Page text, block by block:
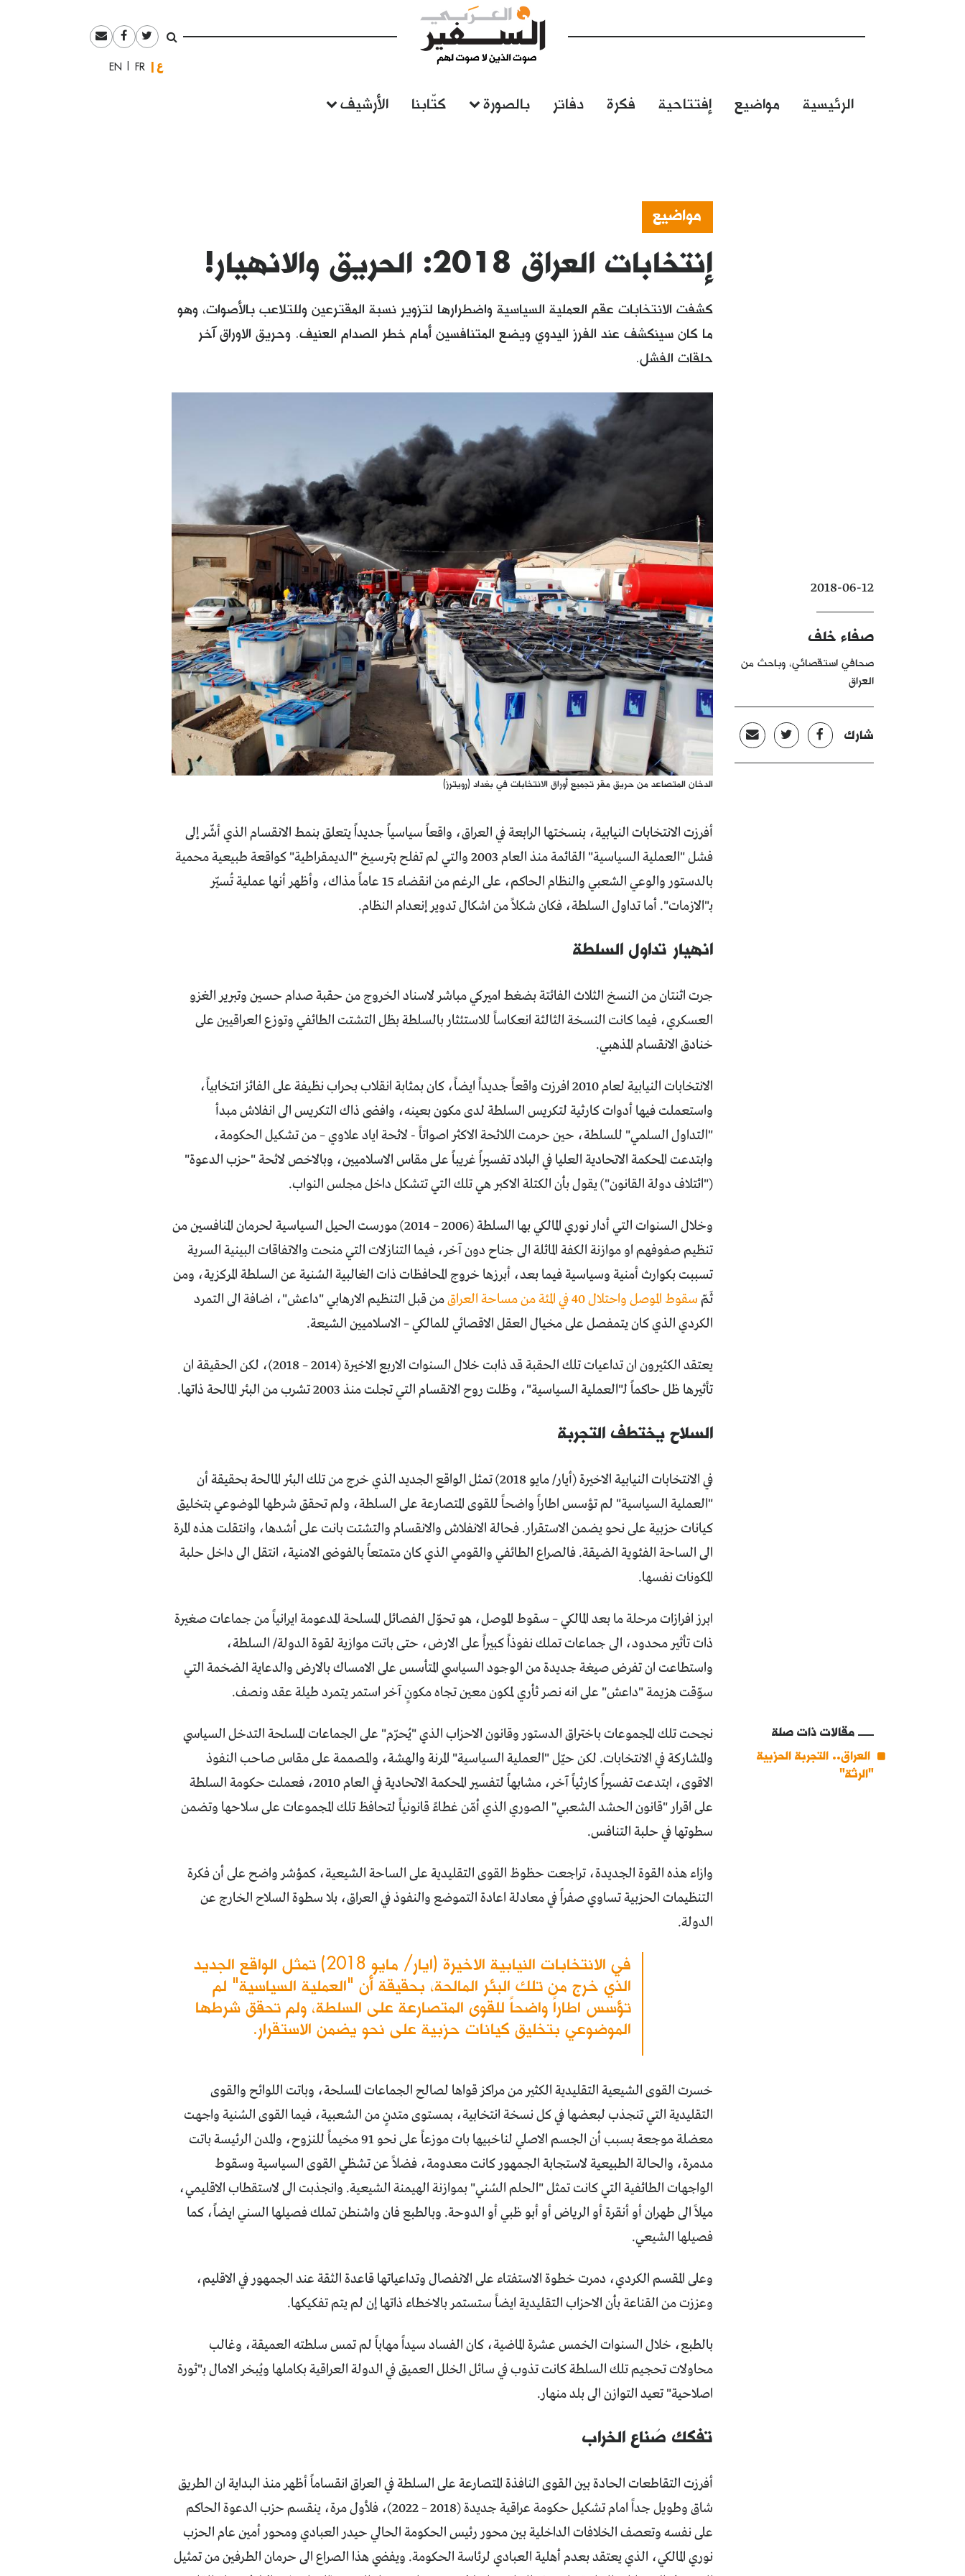
العربيةFrançais
English
الرئيسية مواضيع إفتتاحية فكرة دفاتر بالصورة كتّابنا الأرشيف
مواضيع
إنتخابات العراق 2018: الحريق والانهيار!
كشفت الانتخابات عقم العملية السياسية واضطرارها لتزوير نسبة المقترعين وللتلاعب بالأصوات، وهو
ما كان سينكشف عند الفرز اليدوي ويضع المتنافسين أمام خطر الصدام العنيف. وحريق الاوراق آخر
حلقات الفشل.
2018-06-12
صفاء خلف
صحافي استقصائي، وباحث من
العراق
شارك
الدخان المتصاعد من حريق مقر تجميع أوراق الانتخابات في بغداد (رويترز)
أفرزت الانتخابات النيابية، بنسختها الرابعة في العراق، واقعاً سياسياً جديداً يتعلق بنمط الانقسام الذي أشّر إلى
فشل "العملية السياسية" القائمة منذ العام 2003 والتي لم تفلح بترسيخ "الديمقراطية" كواقعة طبيعية محمية
بالدستور والوعي الشعبي والنظام الحاكم، على الرغم من انقضاء 15 عاماً مذاك، وأظهر أنها عملية تُسيّر
بـ"الازمات". أما تداول السلطة، فكان شكلاً من اشكال تدوير إنعدام النظام.
انهيار تداول السلطة
جرت اثنتان من النسخ الثلاث الفائتة بضغط اميركي مباشر لاسناد الخروج من حقبة صدام حسين وتبرير الغزو
العسكري، فيما كانت النسخة الثالثة انعكاساً للاستئثار بالسلطة بظل التشتت الطائفي وتوزع العراقيين على
خنادق الانقسام المذهبي.
الانتخابات النيابية لعام 2010 افرزت واقعاً جديداً ايضاً، كان بمثابة انقلاب بحراب نظيفة على الفائز انتخابياً،
واستعملت فيها أدوات كارثية لتكريس السلطة لدى مكون بعينه، وافضى ذاك التكريس الى انفلاش مبدأ
"التداول السلمي" للسلطة، حين حرمت اللائحة الاكثر اصواتاً - لائحة اياد علاوي – من تشكيل الحكومة،
وابتدعت المحكمة الاتحادية العليا في البلاد تفسيراً غريباً على مقاس الاسلاميين، وبالاخص لائحة "حزب الدعوة"
("ائتلاف دولة القانون") يقول بأن الكتلة الاكبر هي تلك التي تتشكل داخل مجلس النواب.
وخلال السنوات التي أدار نوري المالكي بها السلطة (2006 – 2014) مورست الحيل السياسية لحرمان المنافسين من
تنظيم صفوفهم او موازنة الكفة المائلة الى جناح دون آخر، فيما التنازلات التي منحت والاتفاقات البينية السرية
تسببت بكوارث أمنية وسياسية فيما بعد، أبرزها خروج المحافظات ذات الغالبية السُنية عن السلطة المركزية، ومن
ثَمّ سقوط الموصل واحتلال 40 في المئة من مساحة العراق
من قبل التنظيم الارهابي "داعش"، اضافة الى التمرد
الكردي الذي كان يتمفصل على مخيال العقل الاقصائي للمالكي – الاسلاميين الشيعة.
يعتقد الكثيرون ان تداعيات تلك الحقبة قد ذابت خلال السنوات الاربع الاخيرة (2014 – 2018)، لكن الحقيقة ان
تأثيرها ظل حاكماً لـ"العملية السياسية"، وظلت روح الانقسام التي تجلت منذ 2003 تشرب من البئر المالحة ذاتها.
السلاح يختطف التجربة
في الانتخابات النيابية الاخيرة (أيار/ مايو 2018) تمثل الواقع الجديد الذي خرج من تلك البئر المالحة بحقيقة أن
"العملية السياسية" لم تؤسس اطاراً واضحاً للقوى المتصارعة على السلطة، ولم تحقق شرطها الموضوعي بتخليق
كيانات حزبية على نحو يضمن الاستقرار. فحالة الانفلاش والانقسام والتشتت بانت على أشدها، وانتقلت هذه المرة
الى الساحة الفئوية الضيقة. فالصراع الطائفي والقومي الذي كان متمتعاً بالفوضى الامنية، انتقل الى داخل حلبة
المكونات نفسها.
ابرز افرازات مرحلة ما بعد المالكي – سقوط الموصل، هو تحوّل الفصائل المسلحة المدعومة ايرانياً من جماعات صغيرة
ذات تأثير محدود، الى جماعات تملك نفوذاً كبيراً على الارض، حتى باتت موازية لقوة الدولة/ السلطة،
واستطاعت ان تفرض صيغة جديدة من الوجود السياسي المتأسس على الامساك بالارض والدعاية الضخمة التي
سوّقت هزيمة "داعش" على انه نصر ثأري لمكون معين تجاه مكونٍ آخر استمر يتمرد طيلة عقد ونصف.
مقالات ذات صلة
العراق.. التجربة الحزبية
"الرثة"
نجحت تلك المجموعات باختراق الدستور وقانون الاحزاب الذي "يُحرّم" على الجماعات المسلحة التدخل السياسي
والمشاركة في الانتخابات. لكن حيّل "العملية السياسية" المرنة والهشة، والمصممة على مقاس صاحب النفوذ
الاقوى، ابتدعت تفسيراً كارثياً آخر، مشابهاً لتفسير المحكمة الاتحادية في العام 2010، فعملت حكومة السلطة
على اقرار "قانون الحشد الشعبي" الصوري الذي أمّن غطاءً قانونياً لتحافظ تلك المجموعات على سلاحها وتضمن
سطوتها في حلبة التنافس.
وازاء هذه القوة الجديدة، تراجعت حظوظ القوى التقليدية على الساحة الشيعية، كمؤشر واضح على أن فكرة
التنظيمات الحزبية تساوي صفراً في معادلة اعادة التموضع والنفوذ في العراق، بلا سطوة السلاح الخارج عن
الدولة.
في الانتخابات النيابية الاخيرة (ايار/ مايو 2018) تمثل الواقع الجديد
الذي خرج من تلك البئر المالحة، بحقيقة أن "العملية السياسية" لم
تؤسس اطاراً واضحاً للقوى المتصارعة على السلطة، ولم تحقق شرطها
الموضوعي بتخليق كيانات حزبية على نحو يضمن الاستقرار.
خسرت القوى الشيعية التقليدية الكثير من مراكز قواها لصالح الجماعات المسلحة، وباتت اللوائح والقوى
التقليدية التي تنجذب لبعضها في كل نسخة انتخابية، بمستوى متدنٍ من الشعبية، فيما القوى السُنية واجهت
معضلة موجعة بسبب أن الجسم الاصلي لناخبيها بات موزعاً على نحو 91 مخيماً للنزوح، والمدن الرئيسة باتت
مدمرة، والحالة الطبيعية لاستجابة الجمهور كانت معدومة، فضلاً عن تشظي القوى السياسية وسقوط
الواجهات الطائفية التي كانت تمثل "الحلم السُني" بموازنة الهيمنة الشيعية. وانجذبت الى لاستقطاب الاقليمي،
ميلاً الى طهران أو أنقرة أو الرياض أو أبو ظبي أو الدوحة. وبالطبع فان واشنطن تملك فصيلها السني ايضاً، كما
فصيلها الشيعي.
وعلى المقسم الكردي، دمرت خطوة الاستفتاء على الانفصال وتداعياتها قاعدة الثقة عند الجمهور في الاقليم،
وعززت من القناعة بأن الاحزاب التقليدية ايضاً ستستمر بالاخطاء ذاتها إن لم يتم تفكيكها.
بالطبع، خلال السنوات الخمس عشرة الماضية، كان الفساد سيداً مهاباً لم تمس سلطته العميقة، وغالب
محاولات تحجيم تلك السلطة كانت تذوب في سائل الخلل العميق في الدولة العراقية بكاملها ويُبخر الامال بـ"ثورة
اصلاحية" تعيد التوازن الى بلد منهار.
تفكك صُناع الخراب
أفرزت التقاطعات الحادة بين القوى النافذة المتصارعة على السلطة في العراق انقساماً أظهر منذ البداية ان الطريق
شاق وطويل جداً امام تشكيل حكومة عراقية جديدة (2018 – 2022)، فلأول مرة، ينقسم حزب الدعوة الحاكم
على نفسه وتعصف الخلافات الداخلية بين محور رئيس الحكومة الحالي حيدر العبادي ومحور أمين عام الحزب
نوري المالكي، الذي يعتقد بعدم أهلية العبادي لرئاسة الحكومة. ويفضي هذا الصراع الى حرمان الطرفين من تمثيل